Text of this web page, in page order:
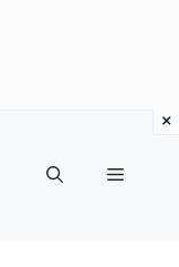
MENU